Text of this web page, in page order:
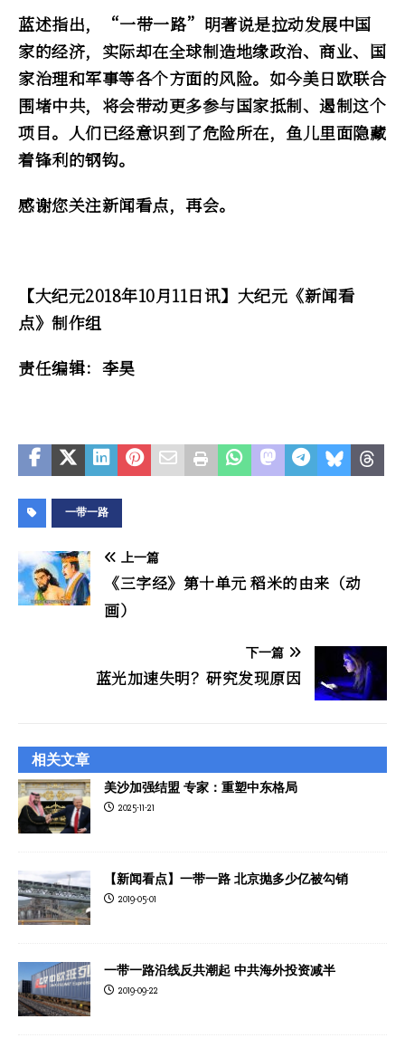
蓝述指出，“一带一路”明著说是拉动发展中国
家的经济，实际却在全球制造地缘政治、商业、国
家治理和军事等各个方面的风险。如今美日欧联合
围堵中共，将会带动更多参与国家抵制、遏制这个
项目。人们已经意识到了危险所在，鱼儿里面隐藏
着锋利的钢钩。
感谢您关注新闻看点，再会。
【大纪元2018年10月11日讯】大纪元《新闻看
点》制作组
责任编辑：李昊
一带一路
上一篇
《三字经》第十单元 稻米的由来（动
画）
下一篇
蓝光加速失明？研究发现原因
相关文章
美沙加强结盟 专家：重塑中东格局
2025-11-21
【新闻看点】一带一路 北京抛多少亿被勾销
2019-05-01
一带一路沿线反共潮起 中共海外投资减半
2019-09-22